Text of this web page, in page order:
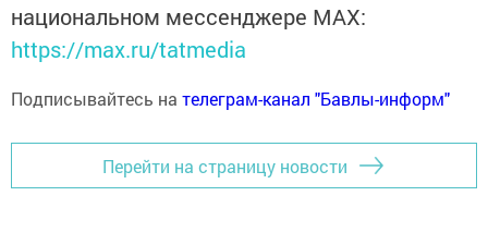
национальном мессенджере MАХ:
https://max.ru/tatmedia
Подписывайтесь на телеграм-канал "Бавлы-информ"
Перейти на страницу новости